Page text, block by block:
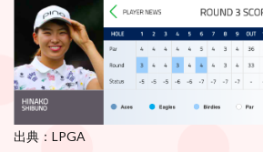
出典：LPGA